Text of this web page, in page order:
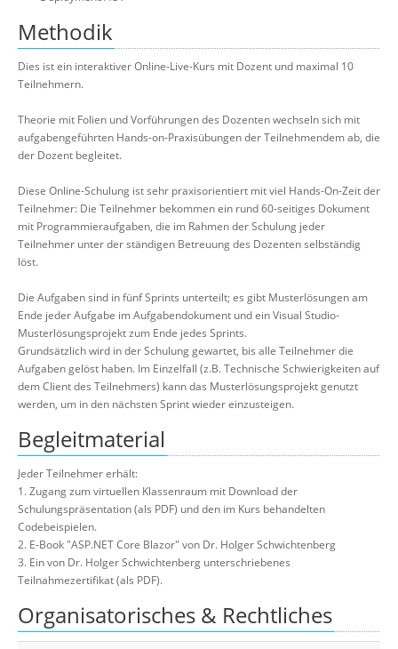
Methodik
Dies ist ein interaktiver Online-Live-Kurs mit Dozent und maximal 10
Teilnehmern.
Theorie mit Folien und Vorführungen des Dozenten wechseln sich mit
aufgabengeführten Hands-on-Praxisübungen der Teilnehmendem ab, die
der Dozent begleitet.
Diese Online-Schulung ist sehr praxisorientiert mit viel Hands-On-Zeit der
Teilnehmer: Die Teilnehmer bekommen ein rund 60-seitiges Dokument
mit Programmieraufgaben, die im Rahmen der Schulung jeder
Teilnehmer unter der ständigen Betreuung des Dozenten selbständig
löst.
Die Aufgaben sind in fünf Sprints unterteilt; es gibt Musterlösungen am
Ende jeder Aufgabe im Aufgabendokument und ein Visual Studio-
Musterlösungsprojekt zum Ende jedes Sprints.
Grundsätzlich wird in der Schulung gewartet, bis alle Teilnehmer die
Aufgaben gelöst haben. Im Einzelfall (z.B. Technische Schwierigkeiten auf
dem Client des Teilnehmers) kann das Musterlösungsprojekt genutzt
werden, um in den nächsten Sprint wieder einzusteigen.
Begleitmaterial
Jeder Teilnehmer erhält:
1. Zugang zum virtuellen Klassenraum mit Download der
Schulungspräsentation (als PDF) und den im Kurs behandelten
Codebeispielen.
2. E-Book "ASP.NET Core Blazor" von Dr. Holger Schwichtenberg
3. Ein von Dr. Holger Schwichtenberg unterschriebenes
Teilnahmezertifikat (als PDF).
Organisatorisches & Rechtliches